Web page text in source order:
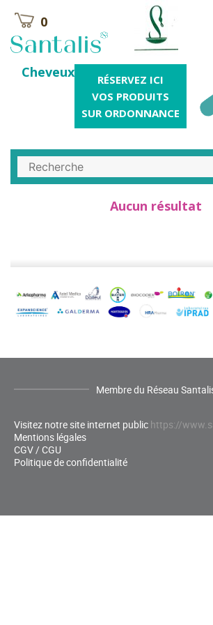
0
Cheveux
RÉSERVEZ ICI
VOS PRODUITS
SUR ORDONNANCE
Aucun résultat
Membre du Réseau
Visitez notre site internet public https://
Mentions légales
CGV / CGU
Politique de confidentialité